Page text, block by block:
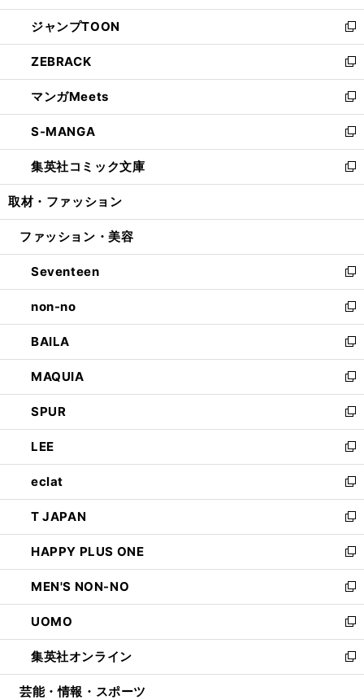
開
く
ウ
で
開
く
ン
ド
ウ
で
開
く
ウ
ィ
ン
ド
ウ
で
開
く
し
い
ウ
ィ
ン
ド
ウ
で
開
く
ジャンプTOON
新
し
い
ウ
ィ
ン
ド
ウ
で
開
ZEBRACK
新
し
い
ウ
ィ
ン
ド
ウ
開
マンガMeets
新
し
い
ウ
ィ
ン
ウ
開
く
S-MANGA
新
し
い
ウ
ン
ウ
で
開
く
集英社コミック文庫
新
し
ウ
ン
ド
ウ
で
開
く
取材・ファッション
ファッション・美容
Seventeen
新
し
い
ウ
ィ
ン
ド
ウ
で
開
く
non-no
新
し
い
ウ
ィ
ン
ド
ウ
で
開
く
BAILA
新
し
い
ウ
ィ
ン
ド
ウ
で
開
く
MAQUIA
新
し
い
ウ
ィ
ン
ド
ウ
で
開
く
SPUR
新
し
い
ウ
ィ
ン
ド
ウ
で
開
く
LEE
新
し
い
ウ
ィ
ン
ド
ウ
で
開
く
eclat
新
し
い
ウ
ィ
ン
ド
ウ
で
開
く
T JAPAN
新
し
い
ウ
ィ
ン
ド
ウ
で
開
HAPPY PLUS ONE
新
し
い
ウ
ィ
ン
ド
ウ
MEN'S NON-NO
新
し
い
ウ
ィ
ン
UOMO
新
し
い
ウ
集英社オンライン
新
し
芸能・情報・スポーツ